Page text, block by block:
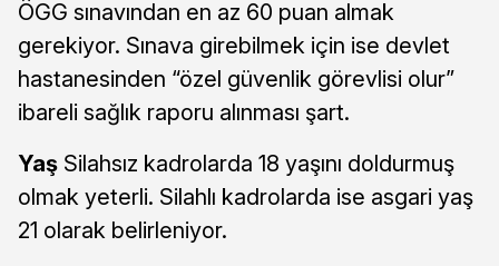
ÖGG sınavından en az 60 puan almak
gerekiyor. Sınava girebilmek için ise devlet
hastanesinden “özel güvenlik görevlisi olur”
ibareli sağlık raporu alınması şart.
Yaş Silahsız kadrolarda 18 yaşını doldurmuş
olmak yeterli. Silahlı kadrolarda ise asgari yaş
21 olarak belirleniyor.